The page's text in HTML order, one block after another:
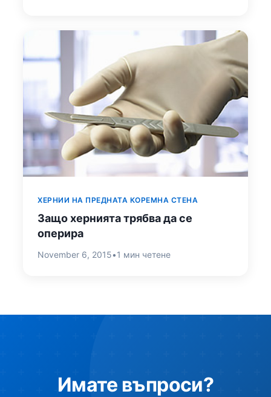
ХЕРНИИ НА ПРЕДНАТА КОРЕМНА СТЕНА
Защо хернията трябва да се
оперира
November 6, 2015•1 мин четене
Имате въпроси?